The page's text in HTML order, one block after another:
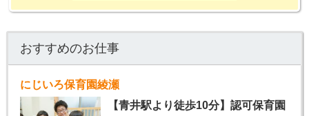
おすすめのお仕事
にじいろ保育園綾瀬
【青井駅より徒歩10分】認可保育園